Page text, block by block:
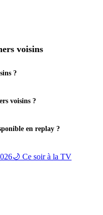
voisins
?
voisins ?
en replay ?
🌙 Ce soir à la TV